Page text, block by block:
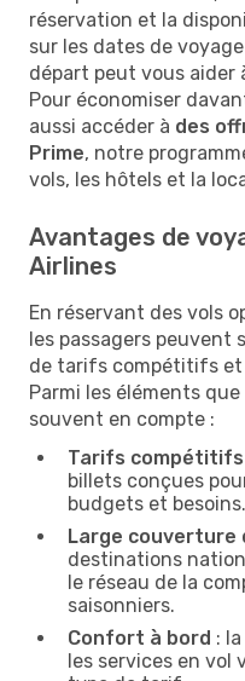
réservation et la
sur les dates de
départ peut vous aider
Pour économiser
aussi accéder à des
Prime, notre
vols, les hôtels et la
Avantages de
Airlines
En réservant des vols
les passagers peuvent
de tarifs compétitifs et
Parmi les éléments
souvent en compte :
Tarifs compétitifs
billets conçues
budgets et besoins.
Large couverture
destinations
le réseau de la
saisonniers.
Confort à bord :
les services en vol